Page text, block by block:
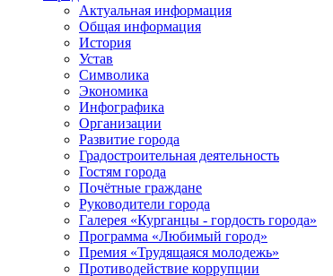
Актуальная информация
Общая информация
История
Устав
Символика
Экономика
Инфографика
Организации
Развитие города
Градостроительная деятельность
Гостям города
Почётные граждане
Руководители города
Галерея «Курганцы - гордость города»
Программа «Любимый город»
Премия «Трудящаяся молодежь»
Противодействие коррупции